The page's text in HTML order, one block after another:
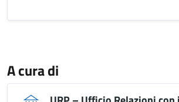
A cura di